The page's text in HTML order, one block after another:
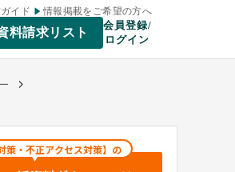
イド 情報掲載をご希望の方へ
料請求リスト
会員登録/
ログイン
策・不正アクセス対策】の